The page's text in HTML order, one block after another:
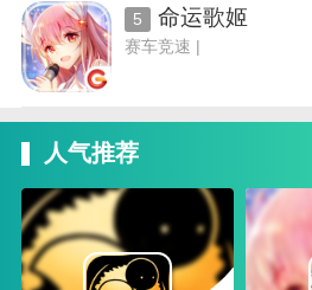
5 命运歌姬
赛车竞速 |
人气推荐